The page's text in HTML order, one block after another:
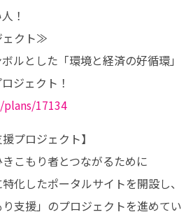
！
クト≫
とした「環境と経済の好循環」
ジェクト！
17134
プロジェクト】
こもり者とつながるために
したポータルサイトを開設し、
援」のプロジェクトを進めてい